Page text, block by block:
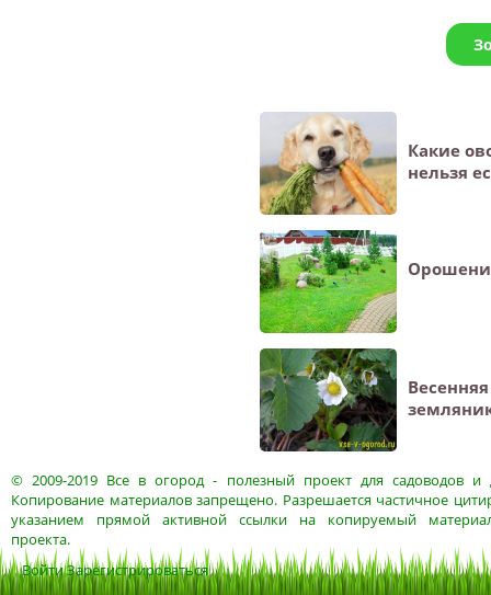
Какие
нельзя
© 2009-2019 Все в огород- полезный проект для садоводов и
Копирование материалов запрещено. Разрешается частичное
указанием прямой активной ссылки на копируемый
проекта.
ВойтиЗарегистрироваться